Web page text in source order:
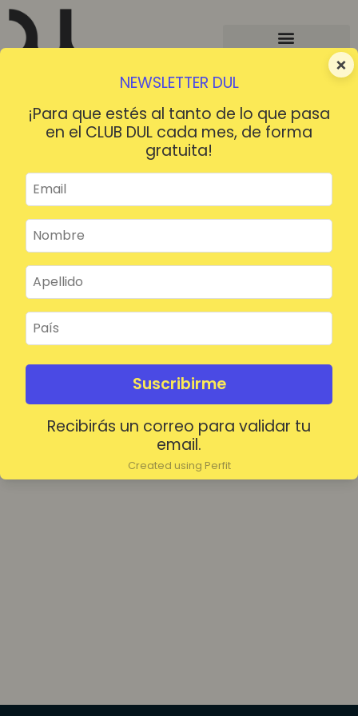
×
NEWSLETTER DUL
¡Para que estés al tanto de lo que pasa
en el CLUB DUL cada mes, de forma
gratuita!
Suscribirme
Recibirás un correo para validar tu
email.
Created using Perfit
¡HOLA!
Mantenerme conectado
Acceder